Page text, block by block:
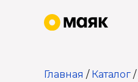
Главная / Каталог /